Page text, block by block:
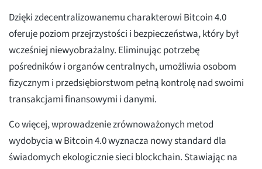
Dzięki zdecentralizowanemu charakterowi Bitcoin 4.0
oferuje poziom przejrzystości i bezpieczeństwa, który był
wcześniej niewyobrażalny. Eliminując potrzebę
pośredników i organów centralnych, umożliwia osobom
fizycznym i przedsiębiorstwom pełną kontrolę nad swoimi
transakcjami finansowymi i danymi.
Co więcej, wprowadzenie zrównoważonych metod
wydobycia w Bitcoin 4.0 wyznacza nowy standard dla
świadomych ekologicznie sieci blockchain. Stawiając na